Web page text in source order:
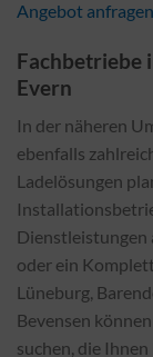
Angebot anfragen
Fachbetriebe
Evern
In der näheren
ebenfalls
Ladelösungen
Dienstleistungen
oder ein
Lüneburg,
Bevensen
suchen, die